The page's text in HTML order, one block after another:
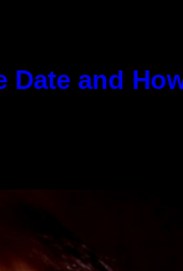
Date and